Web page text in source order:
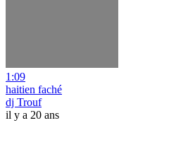
1:09
haitien faché
dj Trouf
il y a 20 ans